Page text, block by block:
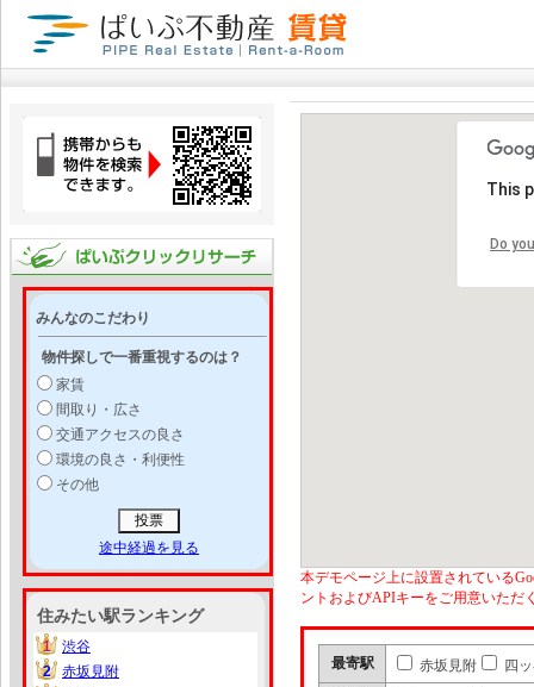
みんなのこだわり
物件探しで一番重視するのは？
家賃
間取り・広さ
交通アクセスの良さ
環境の良さ・利便性
その他
途中経過を見る
住みたい駅ランキング
1
1
渋谷
2
2
赤坂見附
This
Do
本デモページ上に設置されている
ントおよびAPIキーをご用意いただ
最寄駅 赤坂見附 四